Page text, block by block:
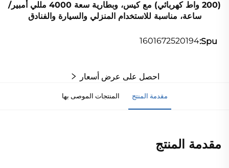
(200 واط كهربائي) مع كيس، وبطارية سعة 4000 مللي أمبير/
ساعة، مناسبة للاستخدام المنزلي والسيارة والفنادق
Spu:
1601672520194
احصل على عرض أسعار
مقدمة المنتج المنتجات الموصى بها
مقدمة المنتج